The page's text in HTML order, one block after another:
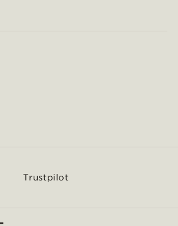
Trustpilot